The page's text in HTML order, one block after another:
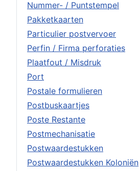
Nummer- / Puntstempel
Pakketkaarten
Particulier postvervoer
Perfin / Firma perforaties
Plaatfout / Misdruk
Port
Postale formulieren
Postbuskaartjes
Poste Restante
Postmechanisatie
Postwaardestukken
Postwaardestukken Koloniën